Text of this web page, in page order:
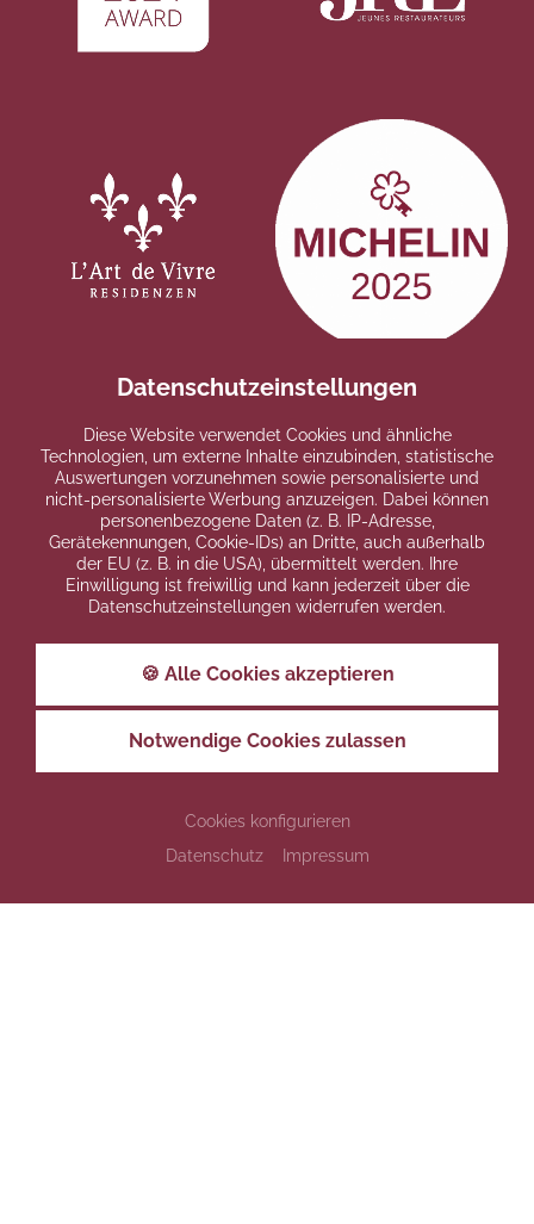
Datenschutzeinstellungen
Diese Website verwendet Cookies und ähnliche
Technologien, um externe Inhalte einzubinden, statistische
Auswertungen vorzunehmen sowie personalisierte und
nicht-personalisierte Werbung anzuzeigen. Dabei können
personenbezogene Daten (z. B. IP-Adresse,
Gerätekennungen, Cookie-IDs) an Dritte, auch außerhalb
der EU (z. B. in die USA), übermittelt werden. Ihre
Einwilligung ist freiwillig und kann jederzeit über die
Datenschutzeinstellungen widerrufen werden.
🍪 Alle Cookies akzeptieren
Notwendige Cookies zulassen
Cookies konfigurieren
Datenschutz
Impressum